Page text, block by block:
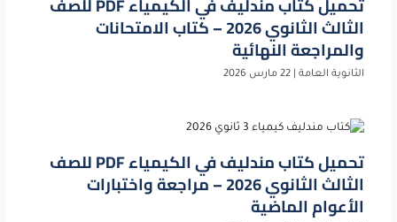
الثالث الثانوي 2026 – كتاب الامتحانات
والمراجعة النهائية
الثانوية العامة| 22 مارس 2026
تحميل كتاب مندليف في الكيمياء PDF للصف
الثالث الثانوي 2026 – مراجعة واختبارات
الأعوام الماضية